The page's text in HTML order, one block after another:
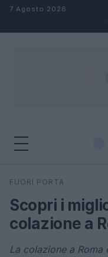
Salta al contenuto
7 Agosto 2026
Cerca
FUORI PORTA
Scopri i
colazione a
La colazione a